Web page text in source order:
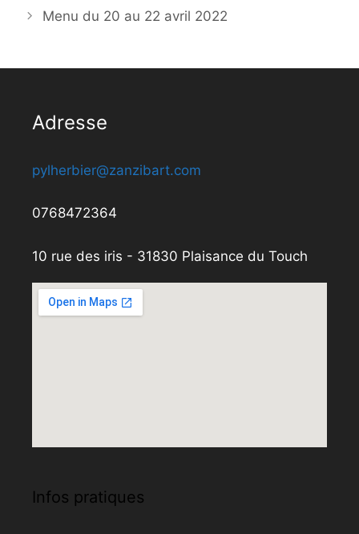
Menu du 20 au 22 avril 2022
Adresse
pylherbier@zanzibart.com
0768472364
10 rue des iris - 31830 Plaisance du Touch
Infos pratiques